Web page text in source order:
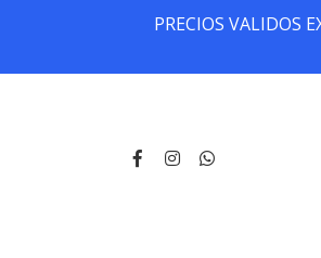
PRECIOS VALIDOS